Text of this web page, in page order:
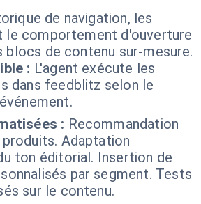
de navigation, les
le comportement d'ouverture
blocs de contenu sur-mesure.
: L'agent exécute les
dans feedblitz selon le
: Recommandation
produits. Adaptation
ton éditorial. Insertion de
par segment. Tests
sur le contenu.